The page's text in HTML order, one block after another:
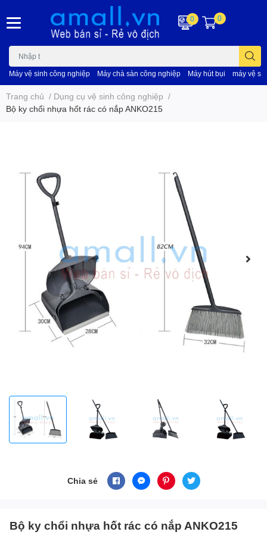
Máy vệ sinh công nghiệp Máy chà sàn công nghiệp Máy hút bụi máy vệ
0 0
Trang chủ / Dụng cụ vệ sinh công nghiệp /
Bộ ky chổi nhựa hốt rác có nắp ANKO215
Chia sẻ
Bộ ky chổi nhựa hốt rác có nắp ANKO215